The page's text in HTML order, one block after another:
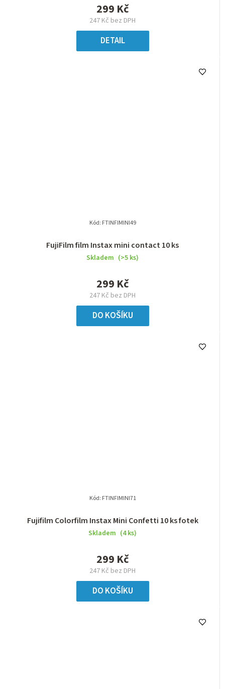
247 Kč bez DPH
299 Kč
DETAIL
FujiFilm film Instax mini contact 10 ks
Skladem (>5 ks)
247 Kč bez DPH
299 Kč
DO KOŠÍKU
Kód: FTINFIMINI49
Fujifilm Colorfilm Instax Mini Confetti 10 ks fotek
Skladem (4 ks)
247 Kč bez DPH
299 Kč
DO KOŠÍKU
Kód: FTINFIMINI71